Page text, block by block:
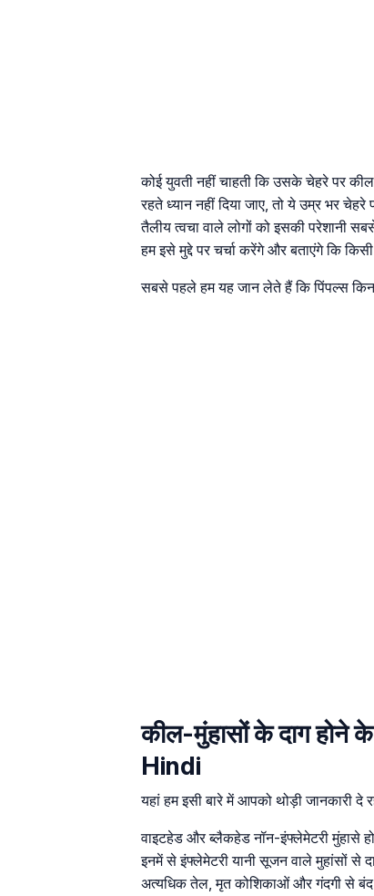
कोई युवती नहीं चाहती कि उसके चेहरे पर
रहते ध्यान नहीं दिया जाए, तो ये उम्र भर
तैलीय त्वचा वाले लोगों को इसकी परेशानी
हम इसे मुद्दे पर चर्चा करेंगे और बताएंगे कि
सबसे पहले हम यह जान लेते हैं कि पिंपल्स किन
कील-मुंहासों के दाग
Hindi
यहां हम इसी बारे में आपको थोड़ी जानकारी
वाइटहेड और ब्लैकहेड नॉन-इंफ्लेमेटरी मुंहासे
इनमें से इंफ्लेमेटरी यानी सूजन वाले मुहांसों से
अत्यधिक तेल, मृत कोशिकाओं और गंदगी से